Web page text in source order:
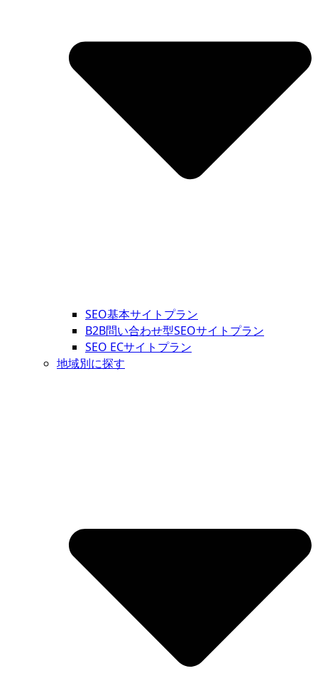
SEO基本サイトプラン
B2B問い合わせ型SEOサイトプラン
SEO ECサイトプラン
地域別に探す